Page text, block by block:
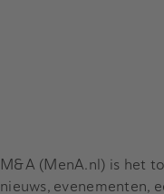
M&A (MenA.nl) is het
nieuws, evenementen,